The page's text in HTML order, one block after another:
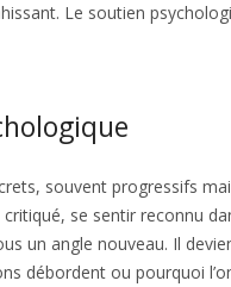
Le soutien
souvent progressifs
se sentir reconnu
un angle nouveau. Il
débordent ou pourquoi